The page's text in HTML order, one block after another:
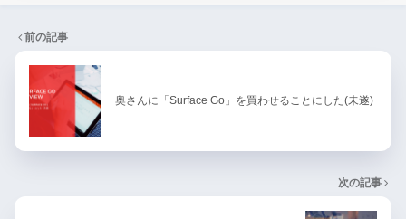
前の記事
奥さんに「Surface Go」を買わせることにした(未遂)
次の記事